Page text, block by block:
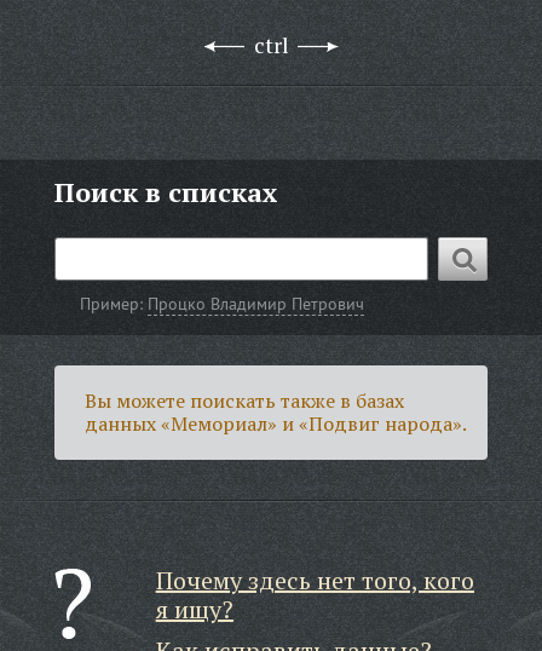
ctrl
Поиск в списках
Пример: Процко Владимир Петрович
Вы можете поискать также в базах
данных «Мемориал» и «Подвиг народа».
Почему здесь нет того, кого
я ищу?